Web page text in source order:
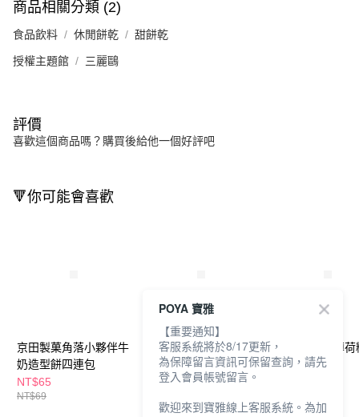
商品相關分類 (2)
食品飲料 休閒餅乾 甜餅乾
授權主題館 三麗鷗
評價
喜歡這個商品嗎？購買後給他一個好評吧
🔻你可能會喜歡
京田製菓角落小夥伴牛
奶造型餅四連包
NT$65
NT$69
京田製菓巧虎牛奶造型
餅乾-牛奶口味
NT$89
Kizandy香吻薄
汁檸檬口味
POYA 寶雅
【重要通知】
客服系統將於8/17更新，
為保障留言資訊可保留查詢，請先
登入會員帳號留言。
歡迎來到寶雅線上客服系統。為加